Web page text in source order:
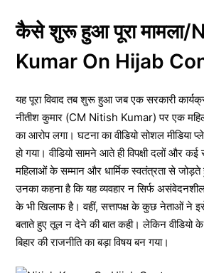
कैसे शुरू हुआ पूरा मामला/
Kumar On Hijab
यह पूरा विवाद तब शुरू हुआ जब एक सरकारी
नीतीश कुमार (CM Nitish Kumar) पर एक
का आरोप लगा। घटना का वीडियो सोशल मीडिया
हो गया। वीडियो सामने आते ही विपक्षी दलों और
महिलाओं के सम्मान और धार्मिक स्वतंत्रता से जोड़ते
उनका कहना है कि यह व्यवहार न सिर्फ
के भी खिलाफ है। वहीं, सत्तापक्ष के कुछ नेताओं ने
बताते हुए तूल न देने की बात कही। लेकिन वीडियो के
बिहार की राजनीति का बड़ा विषय बन गया।